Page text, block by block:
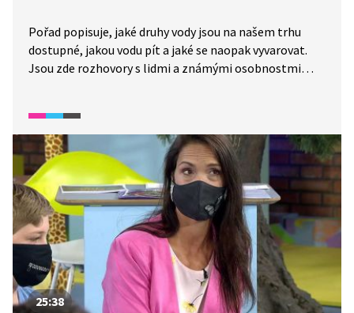
Pořad popisuje, jaké druhy vody jsou na našem trhu
dostupné, jakou vodu pít a jaké se naopak vyvarovat.
Jsou zde rozhovory s lidmi a známými osobnostmi
z hlediska jejího složení.
25:38